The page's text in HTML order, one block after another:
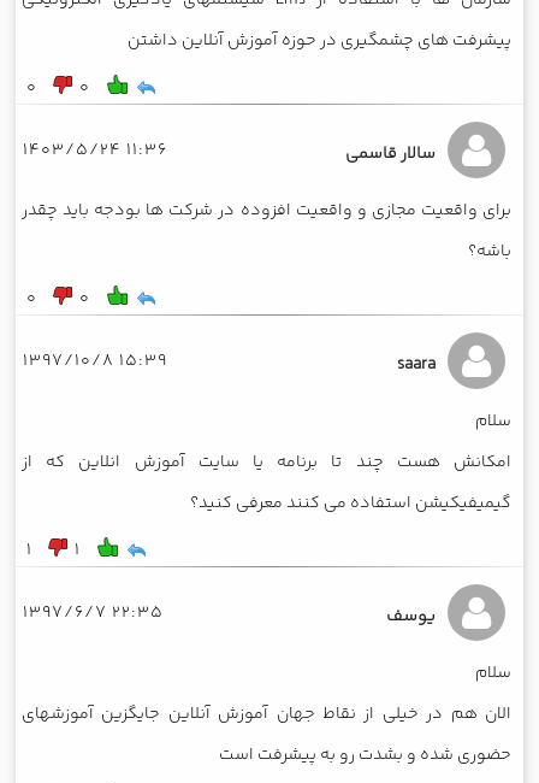
پیشرفت های چشمگیری در حوزه آموزش آنلاین داشتن
0
0
سالار قاسمی 11:36 1403/5/24
برای واقعیت مجازی و واقعیت افزوده در شرکت ها بودجه باید چقدر
باشه؟
0
0
saara
15:39 1397/10/8
سلام
امکانش هست چند تا برنامه یا سایت آموزش انلاین که از
گیمیفیکیشن استفاده می کنند معرفی کنید؟
1
1
یوسف 22:35 1397/6/7
سلام
الان هم در خیلی از نقاط جهان آموزش آنلاین جایگزین آموزشهای
حضوری شده و بشدت رو به پیشرفت است